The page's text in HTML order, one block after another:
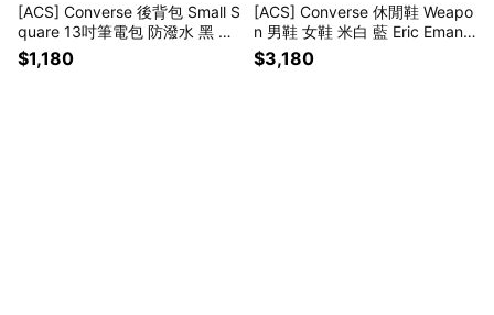
[ACS] Converse 後背包 Small S
quare 13吋筆電包 防潑水 黑 書
包 10026013A01
$1,180
[ACS] Converse 休閒鞋 Weapo
n 男鞋 女鞋 米白 藍 Eric Emanu
el 聯名款 A19036C
$3,180